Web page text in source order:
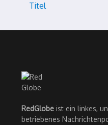
Titel
RedGlobe ist ein linkes,
betriebenes